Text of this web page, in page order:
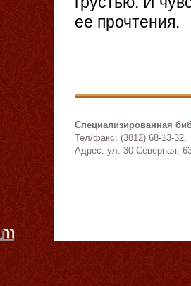
ее прочтения.
Специализированная
Тел/факс: (3812) 68-13-32,
Адрес: ул. 30 Северная,